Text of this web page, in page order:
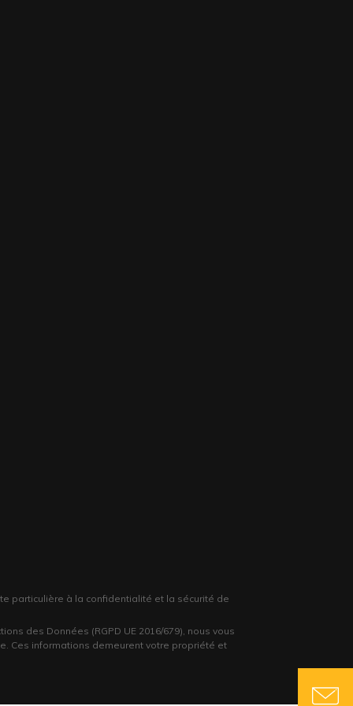
particulière à la confidentialité et la sécurité de
des Données (RGPD UE 2016/679), nous vous
Ces informations demeurent votre propriété et